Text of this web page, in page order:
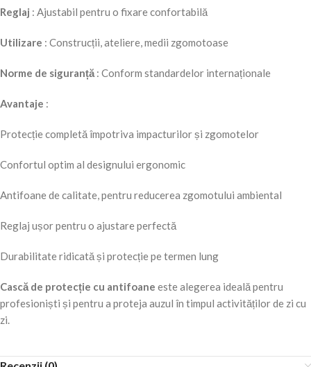
Reglaj : Ajustabil pentru o fixare confortabilă
Utilizare : Construcții, ateliere, medii zgomotoase
Norme de siguranță : Conform standardelor internaționale
Avantaje :
Protecție completă împotriva impacturilor și zgomotelor
Confortul optim al designului ergonomic
Antifoane de calitate, pentru reducerea zgomotului ambiental
Reglaj ușor pentru o ajustare perfectă
Durabilitate ridicată și protecție pe termen lung
Cască de protecție cu antifoane este alegerea ideală pentru
profesioniști și pentru a proteja auzul în timpul activităților de zi cu
zi.